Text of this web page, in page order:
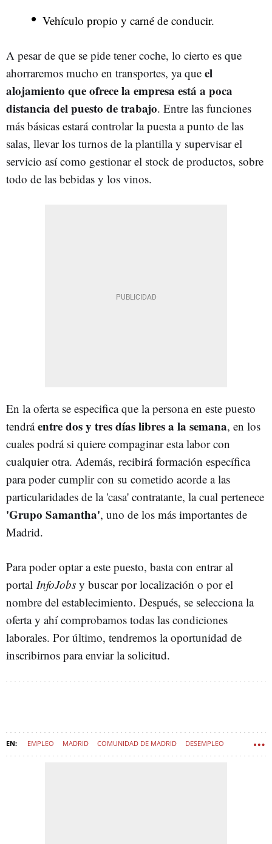
Vehículo propio y carné de conducir.
A pesar de que se pide tener coche, lo cierto es que
ahorraremos mucho en transportes, ya que el
alojamiento que ofrece la empresa está a poca
distancia del puesto de trabajo. Entre las funciones
más básicas estará controlar la puesta a punto de las
salas, llevar los turnos de la plantilla y supervisar el
servicio así como gestionar el stock de productos, sobre
todo de las bebidas y los vinos.
En la oferta se especifica que la persona en este puesto
tendráentre dos y tres días libres a la semana, en los
cuales podrá si quiere compaginar esta labor con
cualquier otra. Además, recibirá formación específica
para poder cumplir con su cometido acorde a las
particularidades de la 'casa' contratante, la cual pertenece
'Grupo Samantha', uno de los más importantes de
Madrid.
Para poder optar a este puesto, basta con entrar al
portal InfoJobs y buscar por localización o por el
nombre del establecimiento. Después, se selecciona la
oferta y ahí comprobamos todas las condiciones
laborales. Por último, tendremos la oportunidad de
inscribirnos para enviar la solicitud.
EMPLEO MADRID COMUNIDAD DE MADRID DESEMPLEO